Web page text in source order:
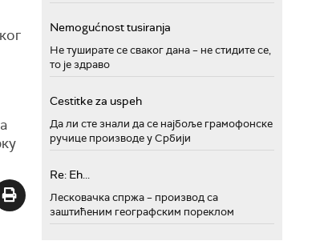
Nemogućnost tusiranja
Не туширате се сваког дана – не стидите се,
то је здраво
Cestitke za uspeh
Да ли сте знали да се најбоље грамофонске
ручице производе у Србији
Re: Eh...
Лесковачка спржа – производ са
заштићеним географским пореклом